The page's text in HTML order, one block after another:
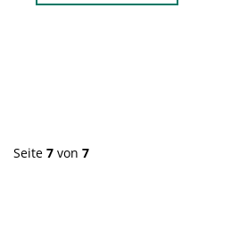
Seite 7 von 7